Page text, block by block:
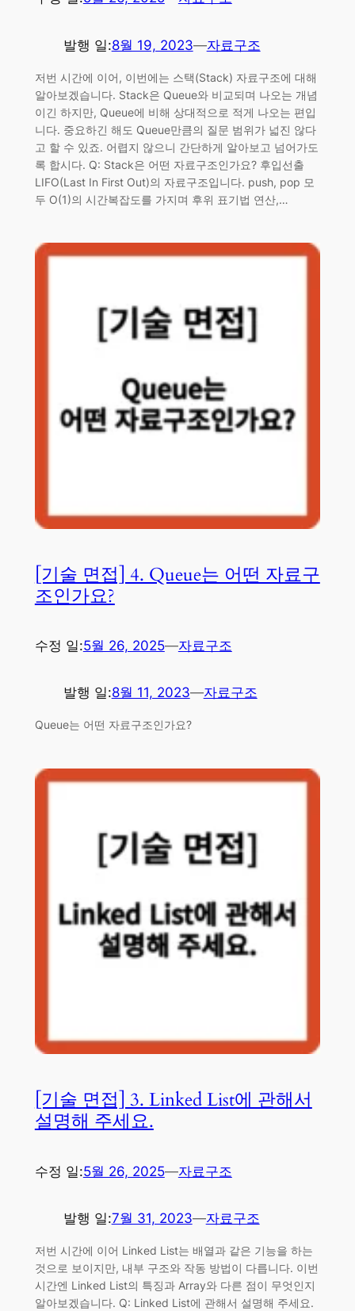
발행 일:8월 19, 2023—자료구조
저번 시간에 이어, 이번에는 스택(Stack) 자료구조에 대해
알아보겠습니다. Stack은 Queue와 비교되며 나오는 개념
이긴 하지만, Queue에 비해 상대적으로 적게 나오는 편입
니다. 중요하긴 해도 Queue만큼의 질문 범위가 넓진 않다
고 할 수 있죠. 어렵지 않으니 간단하게 알아보고 넘어가도
록 합시다. Q: Stack은 어떤 자료구조인가요? 후입선출
LIFO(Last In First Out)의 자료구조입니다. push, pop 모
두 O(1)의 시간복잡도를 가지며 후위 표기법 연산,…
[기술 면접] 4. Queue는 어떤 자료구
조인가요?
수정 일:5월 26, 2025—자료구조
발행 일:8월 11, 2023—자료구조
Queue는 어떤 자료구조인가요?
[기술 면접] 3. Linked List에 관해서
설명해 주세요.
수정 일:5월 26, 2025—자료구조
발행 일:7월 31, 2023—자료구조
저번 시간에 이어 Linked List는 배열과 같은 기능을 하는
것으로 보이지만, 내부 구조와 작동 방법이 다릅니다. 이번
시간엔 Linked List의 특징과 Array와 다른 점이 무엇인지
알아보겠습니다. Q: Linked List에 관해서 설명해 주세요.